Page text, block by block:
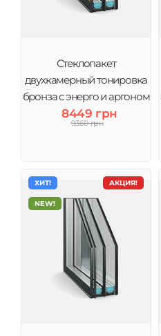
Стеклопакет
двухкамерный тонировка
бронза с энерго и аргоном
4Br-10-4-10Ar-4i (3 стекла)
Виконт
8449 грн
9360 грн
АКЦИЯ!
ХИТ!
NEW!